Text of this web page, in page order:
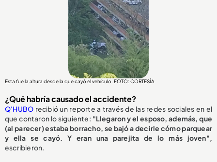
Esta fue la altura desde la que cayó el vehículo. FOTO: CORTESÍA
¿Qué habría causado el accidente?
Q'HUBO recibió un reporte a través de las redes sociales en el
que contaron lo siguiente: "Llegaron y el esposo, además, que
(al parecer) estaba borracho, se bajó a decirle cómo parquear
y ella se cayó. Y eran una parejita de lo más joven",
escribieron.